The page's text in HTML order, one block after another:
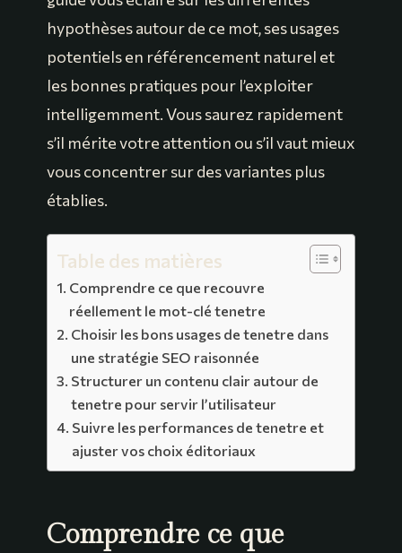
hypothèses autour de ce mot, ses usages
potentiels en référencement naturel et
les bonnes pratiques pour l’exploiter
intelligemment. Vous saurez rapidement
s’il mérite votre attention ou s’il vaut mieux
vous concentrer sur des variantes plus
établies.
Table des matières
Comprendre ce que recouvre
réellement le mot-clé tenetre
Choisir les bons usages de tenetre dans
une stratégie SEO raisonnée
Structurer un contenu clair autour de
tenetre pour servir l’utilisateur
Suivre les performances de tenetre et
ajuster vos choix éditoriaux
Comprendre ce que